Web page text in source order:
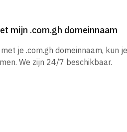
mijn .com.gh domeinnaam
je .com.gh domeinnaam, kun
We zijn 24/7 beschikbaar.